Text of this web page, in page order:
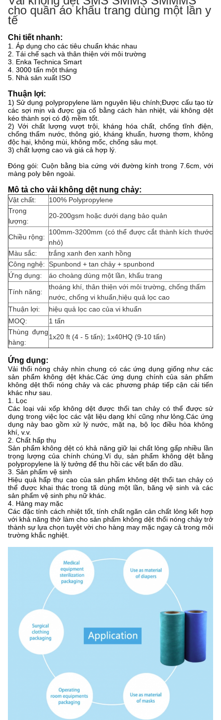
cho quần áo khẩu trang dùng một lần y
tế
Chi tiết nhanh:
1. Áp dụng cho các tiêu chuẩn khác nhau
2. Tái chế sạch và thân thiện với môi trường
3. Enka Technica Smart
4. 3000 tấn một tháng
5. Nhà sản xuất ISO
Thuận lợi:
1) Sử dụng polypropylene làm nguyên liệu chính;Được cấu tạo từ
các sợi mịn và được gia cố bằng cách hàn nhiệt, vải không dệt
kéo thành sợi có độ mềm tốt.
2) Với chất lượng vượt trội, kháng hóa chất, chống tĩnh điện,
chống thấm nước, thông gió, kháng khuẩn, hương thơm, không
độc hại, không mùi, không mốc, chống sâu mọt.
3) chất lượng cao và giá cả hợp lý.
Đóng gói: Cuộn bằng bìa cứng với đường kính trong 7.6cm, với
màng poly bên ngoài.
Mô tả cho vải không dệt nung chảy:
Vật chất:
100% Polypropylene
Trọng
lượng:
20-200gsm hoặc dưới dạng bảo quản
Chiều rộng:
100mm-3200mm (có thể được cắt thành kích thước
nhỏ)
Màu sắc:
trắng xanh đen xanh hồng
Công nghệ: Spunbond + tan chảy + spunbond
Ứng dụng:
áo choàng dùng một lần, khẩu trang
Tính năng:
thoáng khí, thân thiện với môi trường, chống thấm
nước, chống vi khuẩn, hiệu quả lọc cao
Thuận lợi:
hiệu quả lọc cao của vi khuẩn
MOQ:
1 tấn
Thùng đựng
hàng:
1x20 ft (4 - 5 tấn); 1x40HQ (9-10 tấn)
Ứng dụng:
Vải thổi nóng chảy nhìn chung có các ứng dụng giống như các
sản phẩm không dệt khác.Các ứng dụng chính của sản phẩm
không dệt thổi nóng chảy và các phương pháp tiếp cận cải tiến
khác như sau.
1. Lọc
Các loại vải xốp không dệt được thổi tan chảy có thể được sử
dụng trong việc lọc các vật liệu dạng khí cũng như lỏng.Các ứng
dụng này bao gồm xử lý nước, mặt nạ, bộ lọc điều hòa không
khí, v.v.
2. Chất hấp thụ
Sản phẩm không dệt có khả năng giữ lại chất lỏng gấp nhiều lần
trọng lượng của chính chúng.Ví dụ, sản phẩm không dệt bằng
polypropylene là lý tưởng để thu hồi các vết bẩn do dầu.
3. Sản phẩm vệ sinh
Hiệu quả hấp thụ cao của sản phẩm không dệt thổi tan chảy có
thể được khai thác trong tã dùng một lần, băng vệ sinh và các
sản phẩm vệ sinh phụ nữ khác.
4. Hàng may mặc
Các đặc tính cách nhiệt tốt, tính chất ngăn cản chất lỏng kết hợp
với khả năng thở làm cho sản phẩm không dệt thổi nóng chảy trở
thành sự lựa chọn tuyệt vời cho hàng may mặc ngay cả trong môi
trường khắc nghiệt.